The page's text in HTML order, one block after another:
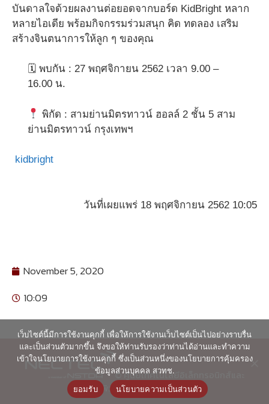
บันดาลใจด้วยผลงานต่อยอดจากบอร์ด KidBright หลาก
หลายไอเดีย พร้อมกิจกรรมร่วมสนุก คิด ทดลอง เสริม
สร้างจินตนาการให้ลูก ๆ ของคุณ
🗓 พบกัน : 27 พฤศจิกายน 2562 เวลา 9.00 –
16.00 น.
พิกัด : สามย่านมิตรทาวน์ ฮอลล์ 2 ชั้น 5 สาม
ย่านมิตรทาวน์ กรุงเทพฯ
kidbright
วันที่เผยแพร่ 18 พฤศจิกายน 2562 10:05
November 5, 2020
10:09
© ศูนย์เทคโนโลยีอิเล็กทรอนิกส์และ
คอมพิวเตอร์แห่งชาติ 2563
เว็บไซต์นี้มีการใช้งานคุกกี้ เพื่อให้การใช้งานเว็บไซต์เป็นไปอย่างราบรื่น
และเป็นส่วนตัวมากขึ้น จึงขอให้ท่านรับรองว่าท่านได้อ่านและทำความ
เข้าใจนโยบายการใช้งานคุกกี้ ซึ่งเป็นส่วนหนึ่งของนโยบายการคุ้มครอง
ข้อมูลส่วนบุคคล สวทช.
ยอมรับ
นโยบายความเป็นส่วนตัว